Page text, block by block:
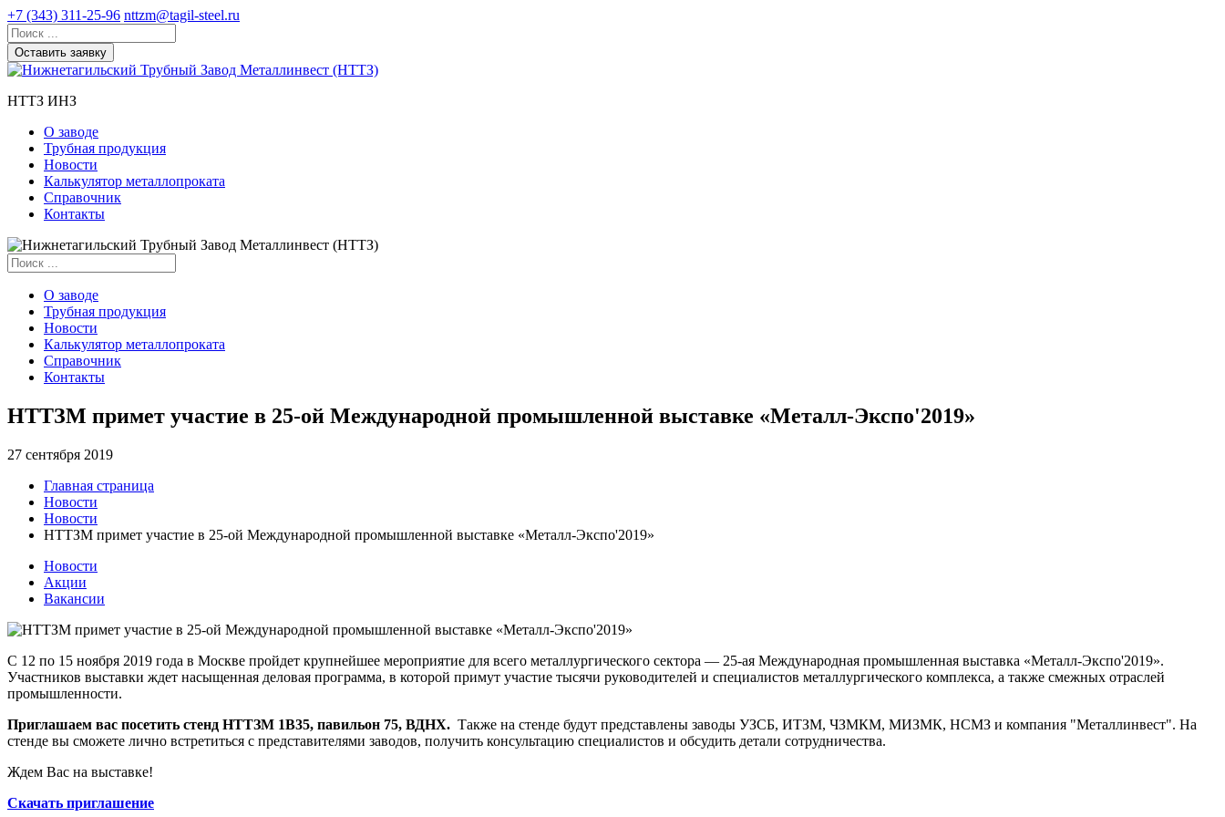
+7 (343) 311-25-96 nttzm@tagil-steel.ru
Оставить заявку
НТТЗ ИНЗ
О заводе
Трубная продукция
Новости
Калькулятор металлопроката
Справочник
Контакты
О заводе
Трубная продукция
Новости
Калькулятор металлопроката
Справочник
Контакты
НТТЗМ примет участие в 25-ой Международной промышленной выставке «Металл-Экспо'2019»
27 сентября 2019
Главная страница
Новости
Новости
НТТЗМ примет участие в 25-ой Международной промышленной выставке «Металл-Экспо'2019»
Новости
Акции
Вакансии
С 12 по 15 ноября 2019 года в Москве пройдет крупнейшее мероприятие для всего металлургического сектора — 25-ая Международная промышленная выставка «Металл-Экспо'2019».
Участников выставки ждет насыщенная деловая программа, в которой примут участие тысячи руководителей и специалистов металлургического комплекса, а также смежных отраслей
промышленности.
Приглашаем вас посетить стенд НТТЗМ 1В35, павильон 75, ВДНХ. Также на стенде будут представлены заводы УЗСБ, ИТЗМ, ЧЗМКМ, МИЗМК, НСМЗ и компания "Металлинвест". На
стенде вы сможете лично встретиться с представителями заводов, получить консультацию специалистов и обсудить детали сотрудничества.
Ждем Вас на выставке!
Скачать приглашение